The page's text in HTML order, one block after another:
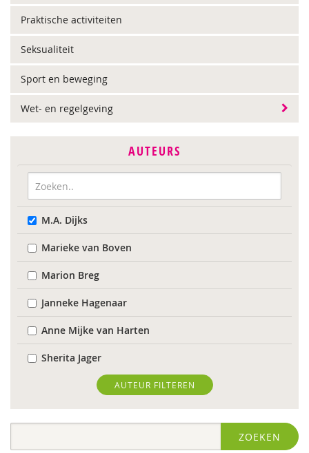
Praktische activiteiten
Seksualiteit
Sport en beweging
Wet- en regelgeving
AUTEURS
M.A. Dijks
Marieke van Boven
Marion Breg
Janneke Hagenaar
Anne Mijke van Harten
Sherita Jager
Jelka Matlung
Ellis van der Meulen
AUTEUR FILTEREN
ZOEKEN